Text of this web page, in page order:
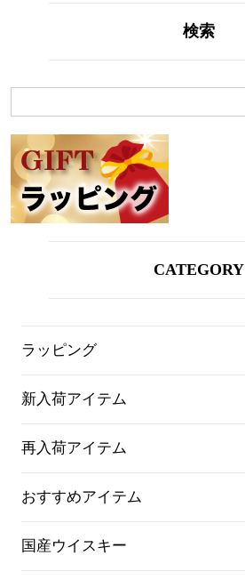
検索
CATEGORY
ラッピング
新入荷アイテム
再入荷アイテム
おすすめアイテム
国産ウイスキー